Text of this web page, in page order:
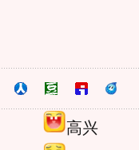
高兴